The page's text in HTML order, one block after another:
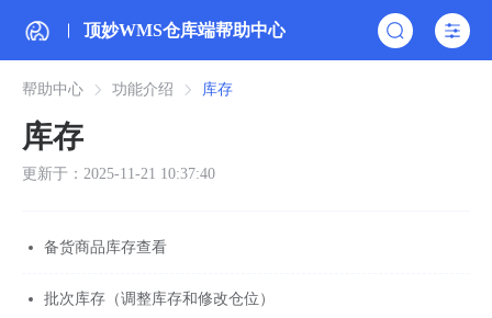
顶妙WMS仓库端帮助中心
帮助中心 功能介绍 库存
库存
更新于：2025-11-21 10:37:40
备货商品库存查看
批次库存（调整库存和修改仓位）